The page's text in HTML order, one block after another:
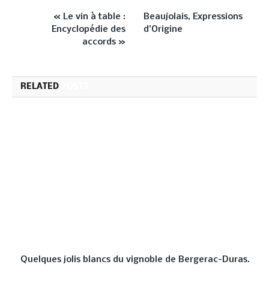
« Le vin à table :
Encyclopédie des
accords »
Beaujolais, Expressions
d’Origine
RELATED
Quelques jolis blancs du vignoble de Bergerac-Duras.